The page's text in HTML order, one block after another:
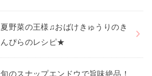
夏野菜の王様♫おばけきゅうりのき
んぴらのレシピ★
旬のスナップエンドウで旨味絶品！